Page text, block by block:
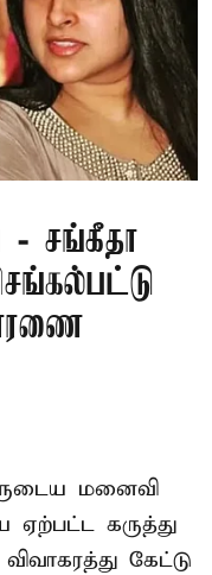
- சங்கீதா
மனைவி
ஏற்பட்ட கருத்து
கேட்டு